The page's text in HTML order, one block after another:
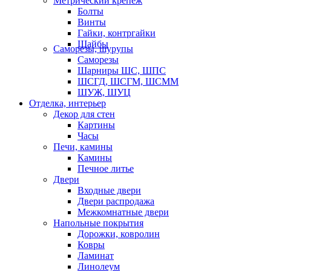
Болты
Винты
Гайки, контргайки
Шайбы
Саморезы, шурупы
Саморезы
Шарниры ШС, ШПС
ШСГД, ШСГМ, ШСММ
ШУЖ, ШУЦ
Отделка, интерьер
Декор для стен
Картины
Часы
Печи, камины
Камины
Печное литье
Двери
Входные двери
Двери распродажа
Межкомнатные двери
Напольные покрытия
Дорожки, ковролин
Ковры
Ламинат
Линолеум